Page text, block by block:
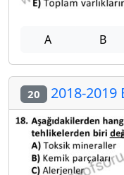
A B
20 2018-2019